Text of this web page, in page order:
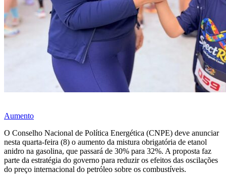
Aumento
O Conselho Nacional de Política Energética (CNPE) deve anunciar
nesta quarta-feira (8) o aumento da mistura obrigatória de etanol
anidro na gasolina, que passará de 30% para 32%. A proposta faz
parte da estratégia do governo para reduzir os efeitos das oscilações
do preço internacional do petróleo sobre os combustíveis.